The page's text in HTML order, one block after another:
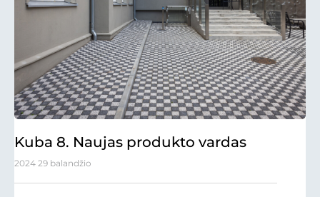
Kuba 8. Naujas produkto vardas
2024 29 balandžio